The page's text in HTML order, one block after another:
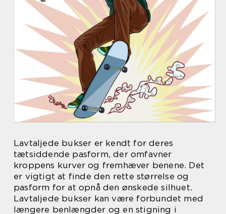
Lavtaljede bukser er kendt for deres
tætsiddende pasform, der omfavner
kroppens kurver og fremhæver benene. Det
er vigtigt at finde den rette størrelse og
pasform for at opnå den ønskede silhuet.
Lavtaljede bukser kan være forbundet med
længere benlængder og en stigning i